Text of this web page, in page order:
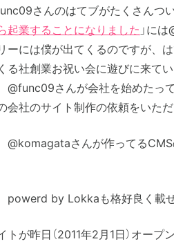
さんのはてブがたくさんつい
起業することになりました 」に
ーには僕が出てくるのですが、
る社創業お祝い会に遊びに来て
@func09さんが会社を始めたっ
会社のサイト制作の依頼をいただ
@komagataさんが作ってる
powerd by Lokkaも格好良く載
トが昨日（2011年2月1日）オープ